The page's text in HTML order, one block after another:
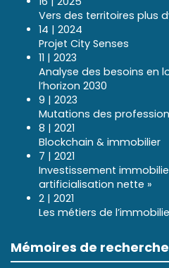
Vers des territoires plus
14 | 2024
Projet City Senses
11 | 2023
Analyse des besoins en
l’horizon 2030
9 | 2023
Mutations des
8 | 2021
Blockchain & immobilier
7 | 2021
Investissement
artificialisation nette »
2 | 2021
Les métiers de
Mémoires de recherche